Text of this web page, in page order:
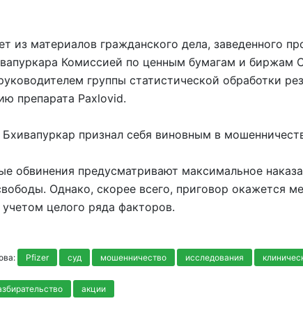
из материалов гражданского дела, заведенного
Комиссией по ценным бумагам и биржам
группы статистической обработки
препарата Paxlovid.
Бхивапуркар признал себя виновным в
обвинения предусматривают максимальное
Однако, скорее всего, приговор окажется
целого ряда факторов.
Pfizer суд мошенничество исследования
акции